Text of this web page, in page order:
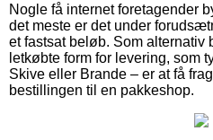
Nogle få internet foretagender
det meste er det under
et fastsat beløb. Som alternativ
letkøbte form for levering, som
Skive eller Brande – er at få
bestillingen til en pakkeshop.